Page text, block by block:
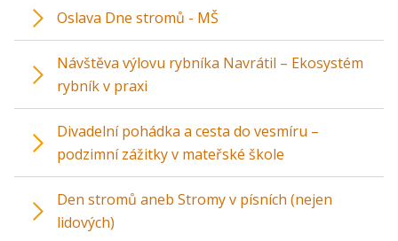
Oslava Dne stromů - MŠ
Návštěva výlovu rybníka Navrátil – Ekosystém
rybník v praxi
Divadelní pohádka a cesta do vesmíru –
podzimní zážitky v mateřské škole
Den stromů aneb Stromy v písních (nejen
lidových)